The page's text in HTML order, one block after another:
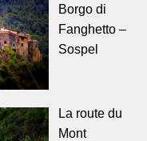
Borgo di
Fanghetto –
Sospel
La route du
Mont